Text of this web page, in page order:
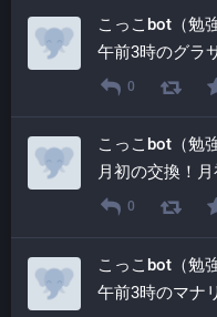
こっこbot（勉
午前3時のグラ
0
こっこbot（勉
月初の交換！月
0
こっこbot（勉
午前3時のマナ